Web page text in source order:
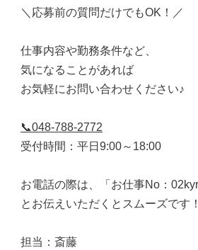
＼応募前の質問だけでもOK！／
仕事内容や勤務条件など、
気になることがあれば
お気軽にお問い合わせください♪
📞048-788-2772
受付時間：平日9:00～18:00
お電話の際は、「お仕事No：
とお伝えいただくとスムーズです！
担当：斎藤